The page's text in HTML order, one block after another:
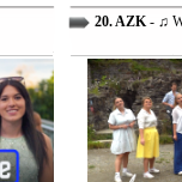
20. AZK- ♫